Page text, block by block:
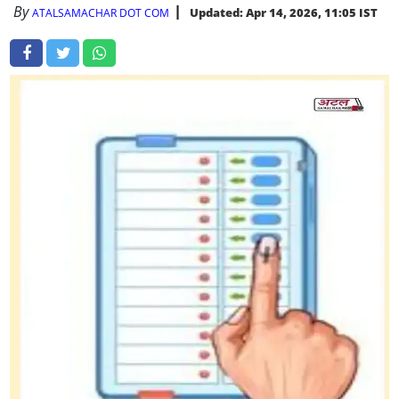
ByATALSAMACHAR DOT COM Updated: Apr 14, 2026, 11:05 IST